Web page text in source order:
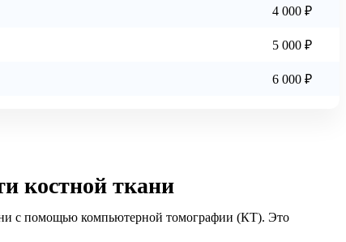
4 000 ₽
5 000 ₽
6 000 ₽
костной ткани
с помощью компьютерной томографии (КТ). Это